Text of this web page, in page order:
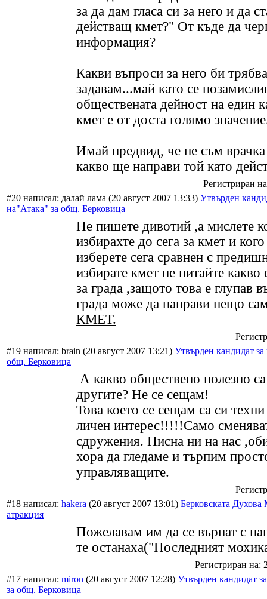
за да дам гласа си за него и да
действащ кмет?" От къде да
информация?
Какви въпроси за него би
задавам...май като се
обществената дейност на един
кмет е от доста голямо
Имай предвид, че не съм врачка
какво ще направи той като
Регистриран
#20 написал: далай лама (20 август 2007 13:33) Утвърден
на"Атака" за общ. Берковица
Не пишете дивотий ,а мислете
избирахте до сега за кмет и
изберете сега сравнен с
избирате кмет не питайте какво
за града ,защото това е глупав
града може да направи нещо
КМЕТ.
#19 написал: brain (20 август 2007 13:21) Утвърден кандидат
общ. Берковица
А какво обществено полезно
другите? Не се сещам!
Това което се сещам са си
личен интерес!!!!!Само
сдружения. Писна ни на нас
хора да гледаме и търпим
управляващите.
#18 написал: hakera (20 август 2007 13:01) Берковската
атракция
Пожелавам им да се върнат с
те останаха("Последният
Регистриран на:
#17 написал: miron (20 август 2007 12:28) Утвърден кандидат
за общ. Берковица